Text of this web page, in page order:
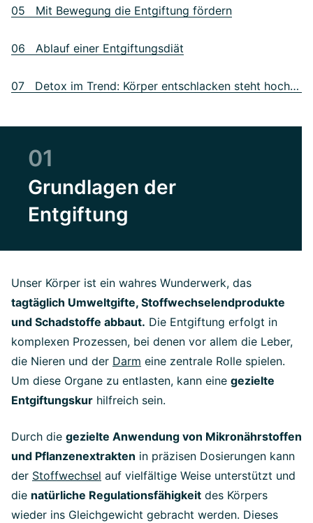
05 Mit Bewegung die Entgiftung fördern
06 Ablauf einer Entgiftungsdiät
07 Detox im Trend: Körper entschlacken steht hoch im Kurs
01
Grundlagen der
Entgiftung
Unser Körper ist ein wahres Wunderwerk, das
tagtäglich Umweltgifte, Stoffwechselendprodukte
und Schadstoffe abbaut. Die Entgiftung erfolgt in
komplexen Prozessen, bei denen vor allem die Leber,
die Nieren und der Darm eine zentrale Rolle spielen.
Um diese Organe zu entlasten, kann eine gezielte
Entgiftungskur hilfreich sein.
Durch die gezielte Anwendung von Mikronährstoffen
und Pflanzenextrakten in präzisen Dosierungen kann
der Stoffwechsel auf vielfältige Weise unterstützt und
die natürliche Regulationsfähigkeit des Körpers
wieder ins Gleichgewicht gebracht werden. Dieses